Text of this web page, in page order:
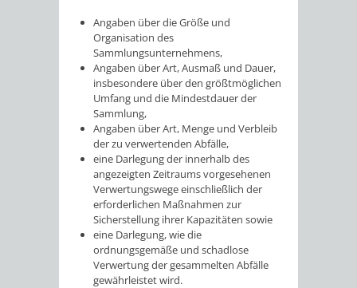
Angaben über die Größe und
Organisation des
Sammlungsunternehmens,
Angaben über Art, Ausmaß und Dauer,
insbesondere über den größtmöglichen
Umfang und die Mindestdauer der
Sammlung,
Angaben über Art, Menge und Verbleib
der zu verwertenden Abfälle,
eine Darlegung der innerhalb des
angezeigten Zeitraums vorgesehenen
Verwertungswege einschließlich der
erforderlichen Maßnahmen zur
Sicherstellung ihrer Kapazitäten sowie
eine Darlegung, wie die
ordnungsgemäße und schadlose
Verwertung der gesammelten Abfälle
gewährleistet wird.